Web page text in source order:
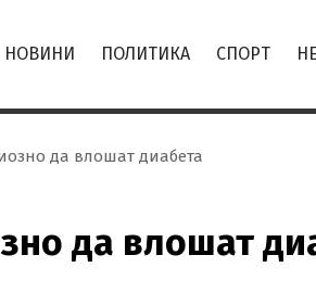
НОВИНИ ПОЛИТИКА СПОРТ
да влошат диабета
да влошат